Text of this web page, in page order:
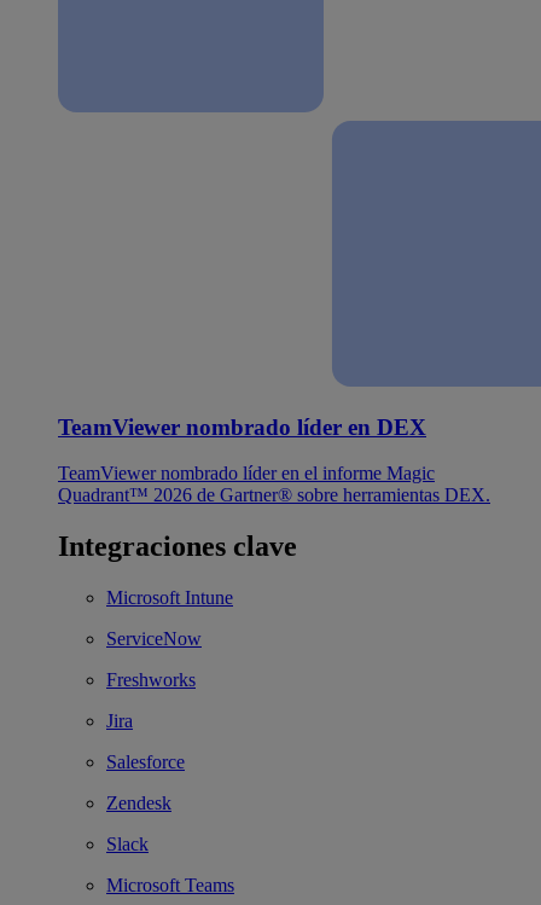
TeamViewer nombrado líder en DEX
TeamViewer nombrado líder en el informe Magic
Quadrant™ 2026 de Gartner® sobre herramientas DEX.
Integraciones clave
Microsoft Intune
ServiceNow
Freshworks
Jira
Salesforce
Zendesk
Slack
Microsoft Teams